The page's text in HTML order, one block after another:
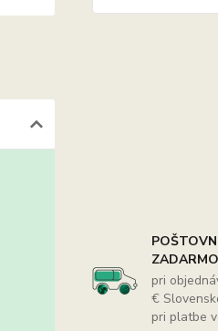
ZADARMO
pri
€
pri platbe